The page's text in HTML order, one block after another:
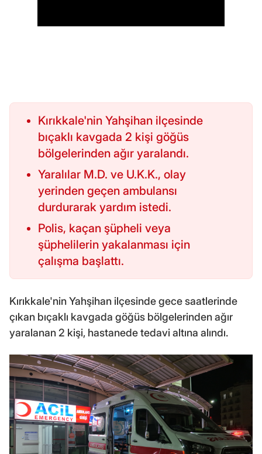
Kırıkkale'nin Yahşihan ilçesinde
bıçaklı kavgada 2 kişi göğüs
bölgelerinden ağır yaralandı.
Yaralılar M.D. ve U.K.K., olay
yerinden geçen ambulansı
durdurarak yardım istedi.
Polis, kaçan şüpheli veya
şüphelilerin yakalanması için
çalışma başlattı.
Kırıkkale'nin Yahşihan ilçesinde gece saatlerinde
çıkan bıçaklı kavgada göğüs bölgelerinden ağır
yaralanan 2 kişi, hastanede tedavi altına alındı.